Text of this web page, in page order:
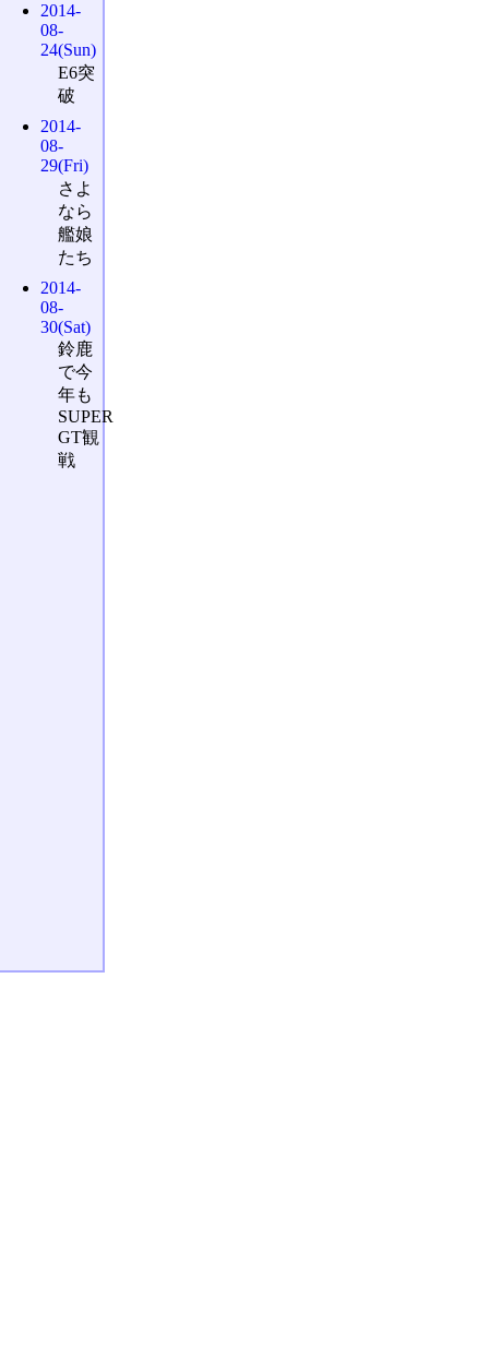
2014-
08-
24(Sun)
E6突
破
2014-
08-
29(Fri)
さよ
なら
艦娘
たち
2014-
08-
30(Sat)
鈴鹿
で今
年も
SUPER
GT観
戦